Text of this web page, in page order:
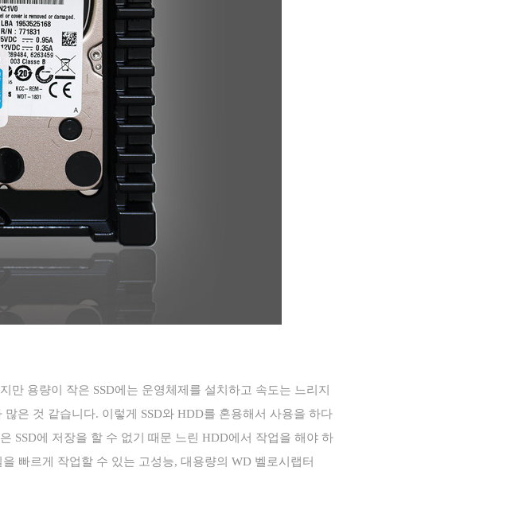
만 용량이 작은 SSD에는 운영체제를 설치하고 속도는 느리지
많은 것 같습니다. 이렇게 SSD와 HDD를 혼용해서 사용을 하다
SSD에 저장을 할 수 없기 때문 느린 HDD에서 작업을 해야 하
빠르게 작업할 수 있는 고성능, 대용량의 WD 벨로시랩터